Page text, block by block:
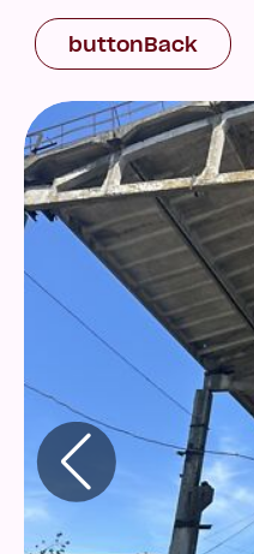
buttonBack